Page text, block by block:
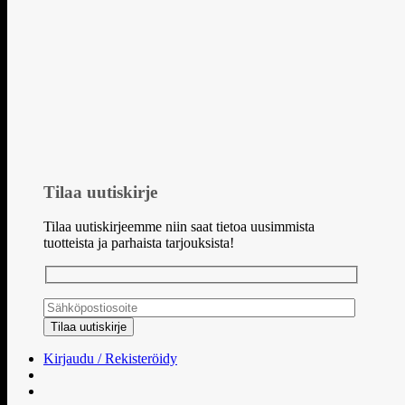
Tilaa uutiskirje
Tilaa uutiskirjeemme niin saat tietoa uusimmista
tuotteista ja parhaista tarjouksista!
Kirjaudu / Rekisteröidy